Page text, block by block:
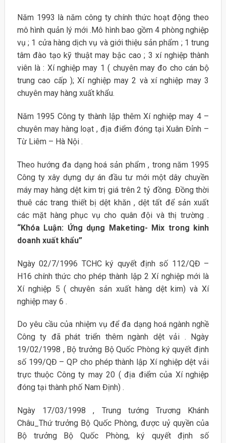
Năm 1993 là năm công ty chính thức hoạt động theo
mô hình quản lý mới .Mô hình bao gồm 4 phòng nghiệp
vụ ; 1 cửa hàng dịch vụ và giới thiệu sản phẩm ; 1 trung
tâm đào tạo kỹ thuật may bậc cao ; 3 xí nghiệp thành
viên là : Xí nghiệp may 1 ( chuyên may đo cho cán bộ
trung cao cấp ); Xí nghiệp may 2 và xí nghiệp may 3
chuyên may hàng xuất khẩu.
Năm 1995 Công ty thành lập thêm Xí nghiệp may 4 –
chuyên may hàng loạt , địa điểm đóng tại Xuân Đỉnh –
Từ Liêm – Hà Nội .
Theo hướng đa dạng hoá sản phẩm , trong năm 1995
Công ty xây dựng dự án đầu tư mới một dây chuyền
máy may hàng dệt kim trị giá trên 2 tỷ đồng. Đồng thời
thuê các trang thiết bị dệt khăn , dệt tất để sản xuất
các mặt hàng phục vụ cho quân đội và thị trường .
“Khóa Luận: Ứng dụng Maketing- Mix trong kinh
doanh xuất khẩu”
Ngày 02/7/1996 TCHC ký quyết định số 112/QĐ –
H16 chính thức cho phép thành lập 2 Xí nghiệp mới là
Xí nghiệp 5 ( chuyên sản xuất hàng dệt kim) và Xí
nghiệp may 6 .
Do yêu cầu của nhiệm vụ để đa dạng hoá ngành nghề
Công ty đã phát triển thêm ngành dệt vải . Ngày
19/02/1998 , Bộ trưởng Bộ Quốc Phòng ký quyết định
số 199/QĐ – QP cho phép thành lập Xí nghiệp dệt vải
trực thuộc Công ty may 20 ( địa điểm của Xí nghiệp
đóng tại thành phố Nam Định) .
Ngày 17/03/1998 , Trung tướng Trương Khánh
Châu_Thứ trưởng Bộ Quốc Phòng, được uỷ quyền của
Bộ trưởng Bộ Quốc Phòng, ký quyết định số